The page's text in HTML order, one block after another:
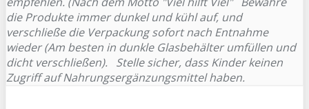
die Produkte immer dunkel und kühl auf, und
verschließe die Verpackung sofort nach Entnahme
wieder (Am besten in dunkle Glasbehälter umfüllen und
dicht verschließen). Stelle sicher, dass Kinder keinen
Zugriff auf Nahrungsergänzungsmittel haben.